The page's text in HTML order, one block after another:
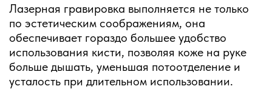
Лазерная гравировка выполняется не только
по эстетическим соображениям, она
обеспечивает гораздо большее удобство
использования кисти, позволяя коже на руке
больше дышать, уменьшая потоотделение и
усталость при длительном использовании.